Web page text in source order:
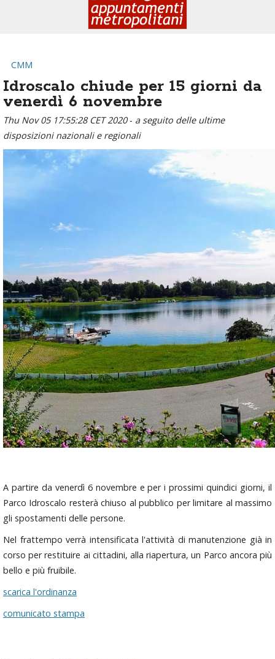
CMM
Idroscalo chiude per 15 giorni da
venerdì 6 novembre
Thu Nov 05 17:55:28 CET 2020- a seguito delle ultime
disposizioni nazionali e regionali
A partire da venerdì 6 novembre e per i prossimi quindici giorni, il
Parco Idroscalo resterà chiuso al pubblico per limitare al massimo
gli spostamenti delle persone.
Nel frattempo verrà intensificata l'attività di manutenzione già in
corso per restituire ai cittadini, alla riapertura, un Parco ancora più
bello e più fruibile.
scarica l'ordinanza
comunicato stampa